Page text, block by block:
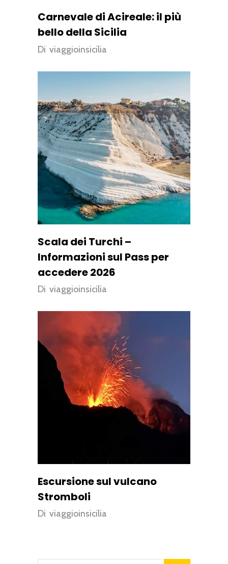
Carnevale di Acireale: il più
bello della Sicilia
Di viaggioinsicilia
Scala dei Turchi –
Informazioni sul Pass per
accedere 2026
Di viaggioinsicilia
Escursione sul vulcano
Stromboli
Di viaggioinsicilia